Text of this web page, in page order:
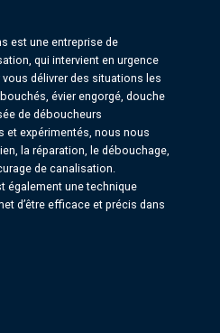
est une entreprise de
qui intervient en urgence
vous délivrer des situations les
évier engorgé, douche
de déboucheurs
expérimentés, nous nous
la réparation, le débouchage,
de canalisation.
également une technique
d’être efficace et précis dans